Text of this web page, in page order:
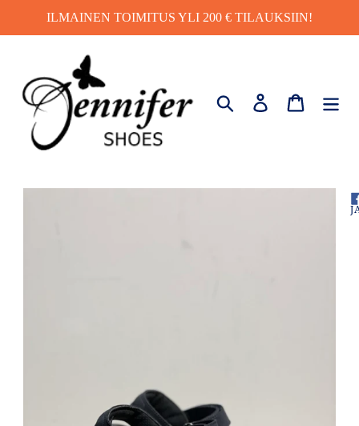
ja
sisältöön
ILMAINEN TOIMITUS YLI 200 € TILAUKSIIN!
Hae Kirjaudu